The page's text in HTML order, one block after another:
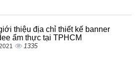
thiệu địa chỉ thiết kế banner
ẩm thực tại TPHCM
1335